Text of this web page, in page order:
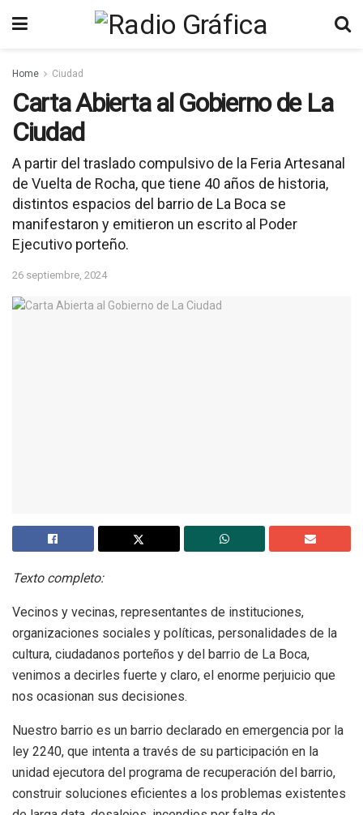
Home Ciudad
Carta Abierta al Gobierno de La
Ciudad
A partir del traslado compulsivo de la Feria Artesanal
de Vuelta de Rocha, que tiene 40 años de historia,
distintos espacios del barrio de La Boca se
manifestaron y emitieron un escrito al Poder
Ejecutivo porteño.
26 septiembre, 2024
Texto completo:
Vecinos y vecinas, representantes de instituciones,
organizaciones sociales y políticas, personalidades de la
cultura, ciudadanos porteños y del barrio de La Boca,
venimos a decirles fuerte y claro, el enorme perjuicio que
nos ocasionan sus decisiones.
Nuestro barrio es un barrio declarado en emergencia por la
ley 2240, que intenta a través de su participación en la
unidad ejecutora del programa de recuperación del barrio,
construir soluciones eficientes a los problemas existentes